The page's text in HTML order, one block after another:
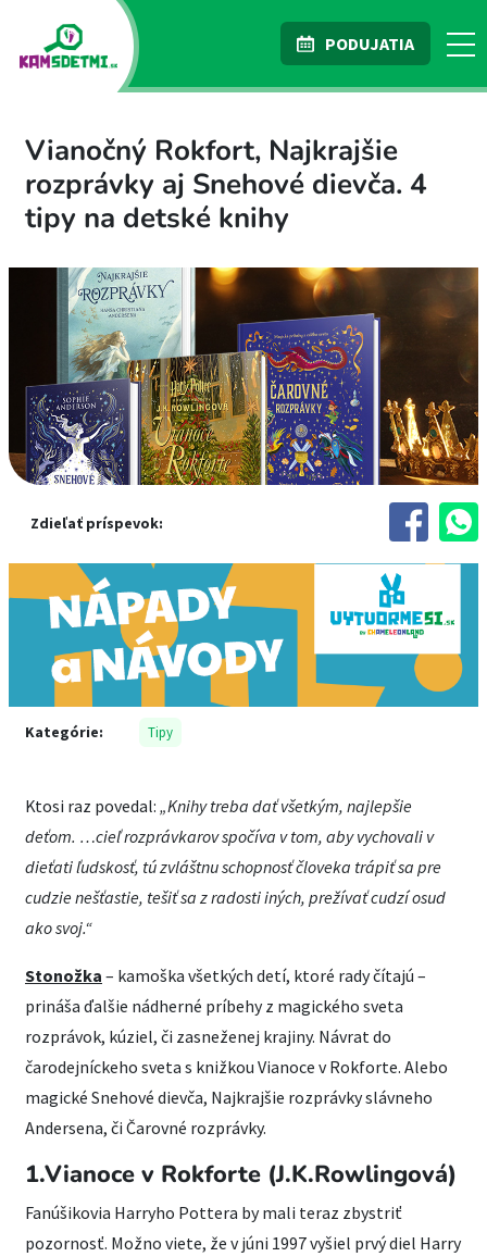
PODUJATIA
Vianočný Rokfort, Najkrajšie
rozprávky aj Snehové dievča. 4
tipy na detské knihy
Zdieľať príspevok:
Kategórie: Tipy
Ktosi raz povedal: „Knihy treba dať všetkým, najlepšie
deťom. …cieľ rozprávkarov spočíva v tom, aby vychovali v
dieťati ľudskosť, tú zvláštnu schopnosť človeka trápiť sa pre
cudzie nešťastie, tešiť sa z radosti iných, prežívať cudzí osud
ako svoj.“
Stonožka – kamoška všetkých detí, ktoré rady čítajú –
prináša ďalšie nádherné príbehy z magického sveta
rozprávok, kúziel, či zasneženej krajiny. Návrat do
čarodejníckeho sveta s knižkou Vianoce v Rokforte. Alebo
magické Snehové dievča, Najkrajšie rozprávky slávneho
Andersena, či Čarovné rozprávky.
1.Vianoce v Rokforte (J.K.Rowlingová)
Fanúšikovia Harryho Pottera by mali teraz zbystriť
pozornosť. Možno viete, že v júni 1997 vyšiel prvý diel Harry